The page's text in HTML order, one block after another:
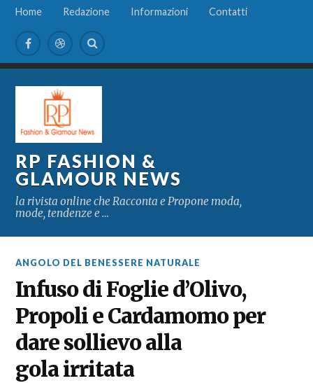
Home Redazione Informazioni Contatti
RP FASHION &
GLAMOUR NEWS
la rivista online che Racconta e Propone moda,
mode, tendenze e …
ANGOLO DEL BENESSERE NATURALE
Infuso di Foglie d’Olivo,
Propoli e Cardamomo per
dare sollievo alla
gola irritata